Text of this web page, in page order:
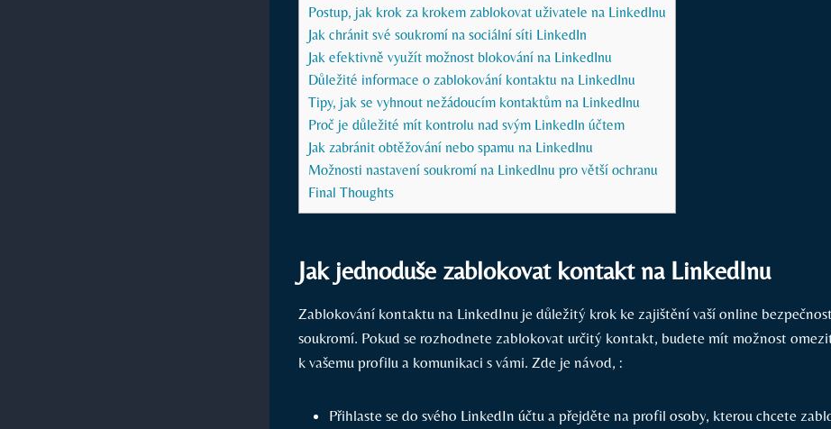
Postup, jak krok za krokem zablokovat uživatele na LinkedInu
Jak chránit své soukromí na sociální síti LinkedIn
Jak efektivně využít možnost blokování na LinkedInu
Důležité informace o zablokování kontaktu na LinkedInu
Tipy, jak se vyhnout nežádoucím kontaktům na LinkedInu
Proč je důležité mít kontrolu nad svým LinkedIn účtem
Jak zabránit obtěžování nebo spamu na LinkedInu
Možnosti nastavení soukromí na LinkedInu pro větší ochranu
Final Thoughts
Jak jednoduše zablokovat kontakt na LinkedInu
Zablokování kontaktu na LinkedInu je důležitý krok ke zajištění vaší online
soukromí. Pokud se rozhodnete zablokovat určitý kontakt, budete mít možnost
k vašemu profilu a komunikaci s vámi. Zde je návod, :
Přihlaste se do svého LinkedIn účtu a přejděte na profil osoby, kterou chcete